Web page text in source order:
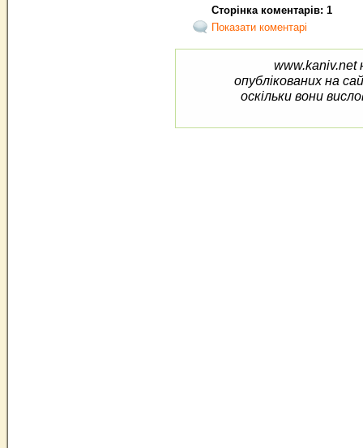
Сторінка коментарів: 1
Показати коментарі
www.kaniv.net
опублікованих на
оскільки вони